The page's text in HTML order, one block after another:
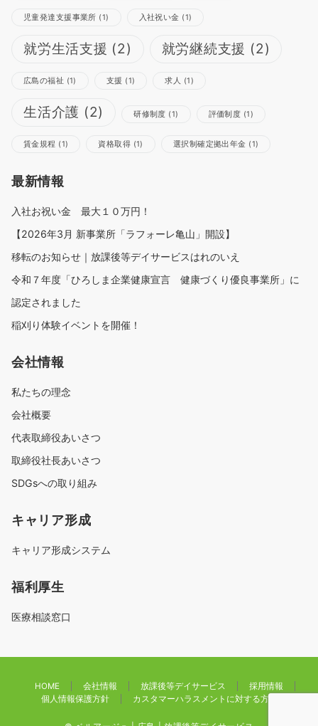
児童発達支援事業所 (1) 入社祝い金 (1)
就労生活支援 (2) 就労継続支援 (2)
広島の福祉 (1) 支援 (1) 求人 (1)
生活介護 (2) 研修制度 (1) 評価制度 (1)
賃金規程 (1) 資格取得 (1) 選択制確定拠出年金 (1)
最新情報
入社お祝い金 最大１０万円！
【2026年3月 新事業所「ラフォーレ亀山」開設】
移転のお知らせ｜放課後等デイサービスはれのいえ
令和７年度「ひろしま企業健康宣言 健康づくり優良事業所」に
認定されました
稲刈り体験イベントを開催！
会社情報
私たちの理念
会社概要
代表取締役あいさつ
取締役社長あいさつ
SDGsへの取り組み
キャリア形成
キャリア形成システム
福利厚生
医療相談窓口
HOME 会社情報 放課後等デイサービス
採用情報
個人情報保護方針
カスタマーハラスメントに対する方針